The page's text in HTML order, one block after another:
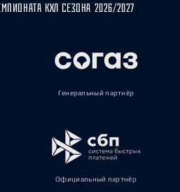
КХЛ СЕЗОНА 2026/2027
Генеральный партнёр
Официальный партнёр